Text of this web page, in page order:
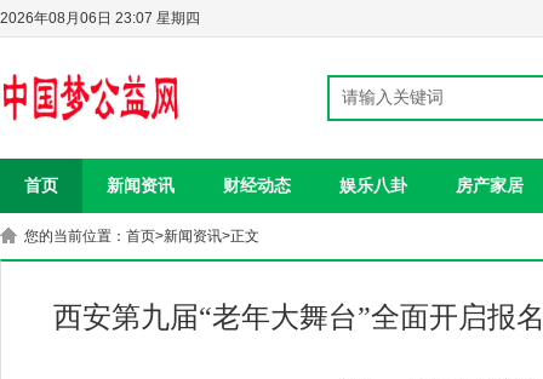
2026年08月06日 23:07 星期四
首页 新闻资讯 财经动态 娱乐八卦 房产家居
您的当前位置： 首页>新闻资讯>正文
西安第九届“老年大舞台”全面开启报